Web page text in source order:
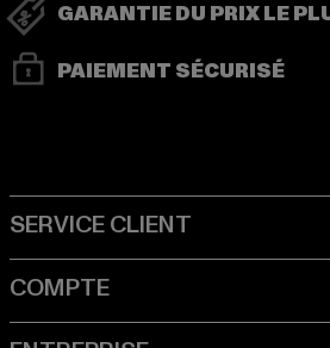
GARANTIE DU PRIX LE
PAIEMENT SÉCURISÉ